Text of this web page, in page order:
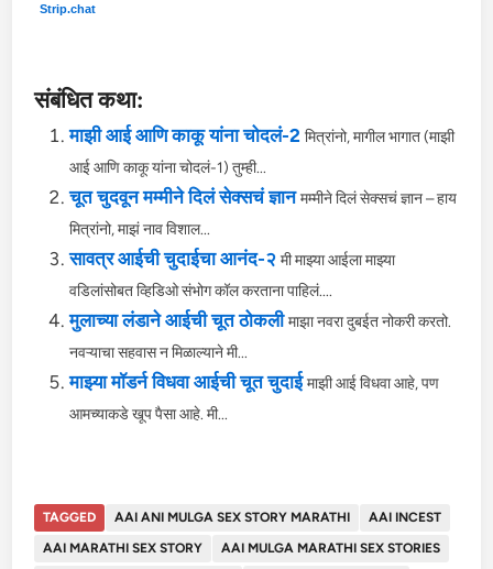
Strip.chat
संबंधित कथा:
माझी आई आणि काकू यांना चोदलं-2 मित्रांनो, मागील भागात (माझी
आई आणि काकू यांना चोदलं-1) तुम्ही...
चूत चुदवून मम्मीने दिलं सेक्सचं ज्ञान मम्मीने दिलं सेक्सचं ज्ञान – हाय
मित्रांनो, माझं नाव विशाल...
सावत्र आईची चुदाईचा आनंद-२ मी माझ्या आईला माझ्या
वडिलांसोबत व्हिडिओ संभोग कॉल करताना पाहिलं....
मुलाच्या लंडाने आईची चूत ठोकली माझा नवरा दुबईत नोकरी करतो.
नवऱ्याचा सहवास न मिळाल्याने मी...
माझ्या मॉडर्न विधवा आईची चूत चुदाई माझी आई विधवा आहे, पण
आमच्याकडे खूप पैसा आहे. मी...
TAGGED AAI ANI MULGA SEX STORY MARATHI
AAI INCEST
AAI MARATHI SEX STORY
AAI MULGA MARATHI SEX STORIES